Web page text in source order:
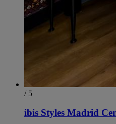
/ 5
ibis Styles Madrid